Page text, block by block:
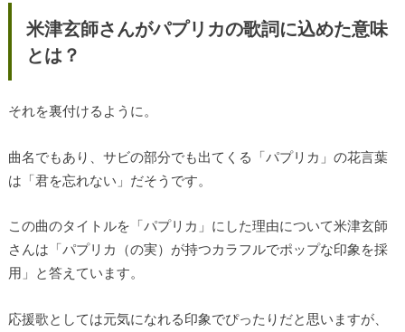
米津玄師さんがパプリカの歌詞に込めた意味
とは？
それを裏付けるように。
曲名でもあり、サビの部分でも出てくる「パプリカ」の花言葉
は「君を忘れない」だそうです。
この曲のタイトルを「パプリカ」にした理由について米津玄師
さんは「パプリカ（の実）が持つカラフルでポップな印象を採
用」と答えています。
応援歌としては元気になれる印象でぴったりだと思いますが、